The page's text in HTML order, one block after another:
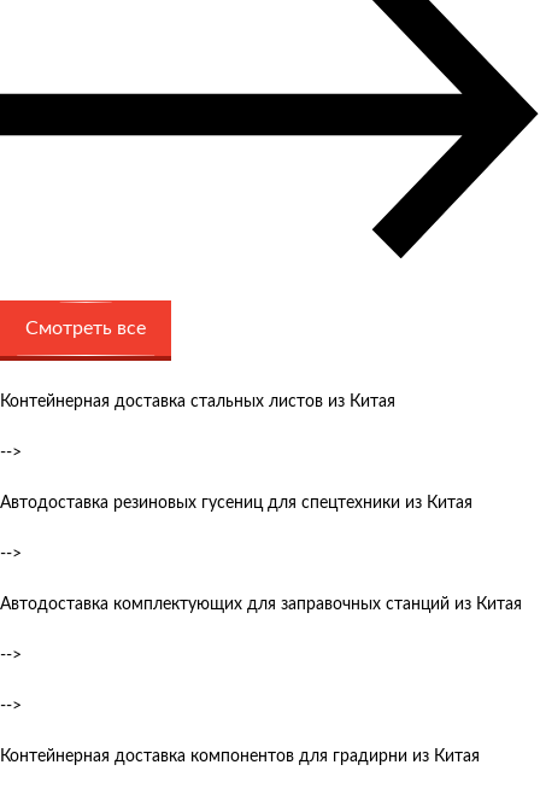
Смотреть все
Контейнерная доставка стальных листов из Китая
-->
Автодоставка резиновых гусениц для спецтехники из Китая
-->
Автодоставка комплектующих для заправочных станций из Китая
-->
-->
Контейнерная доставка компонентов для градирни из Китая